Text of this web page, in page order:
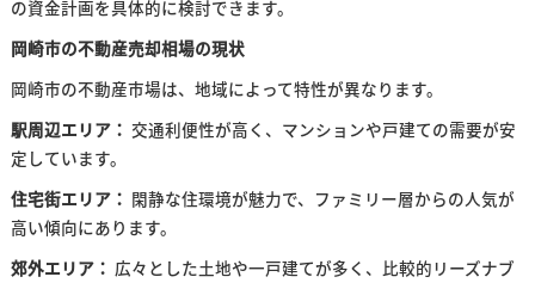
の資金計画を具体的に検討できます。
岡崎市の不動産売却相場の現状
岡崎市の不動産市場は、地域によって特性が異なります。
駅周辺エリア： 交通利便性が高く、マンションや戸建ての需要が安
定しています。
住宅街エリア： 閑静な住環境が魅力で、ファミリー層からの人気が
高い傾向にあります。
郊外エリア： 広々とした土地や一戸建てが多く、比較的リーズナブ